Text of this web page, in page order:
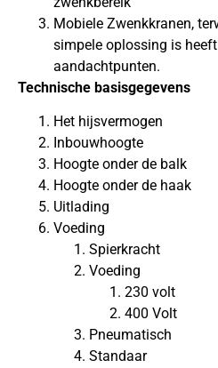
Mobiele Zwenkkranen,
simpele oplossing is
aandachtpunten.
Technische basisgegevens
Het hijsvermogen
Inbouwhoogte
Hoogte onder de balk
Hoogte onder de haak
Uitlading
Voeding
Spierkracht
Voeding
230 volt
400 Volt
Pneumatisch
Standaar